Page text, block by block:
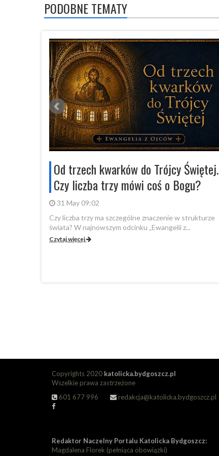
PODOBNE TEMATY
Od trzech kwarków do Trójcy Świętej.
Czy liczba trzy mówi coś o Bogu?
31 May 09:02
Czy liczba trzy ma szczególne znaczenie w strukturze
świata? W najnowszym odcinku „Ewangelii z...
Czytaj więcej
Copyrights 2020 katolicka.bydgoszcz.pl
Wszelkie prawa zastrzeżone
601 677 996
redakcja@katolicka.bydgoszcz.pl
Redaktor Naczelny Portalu Katolicka Bydgoszcz:
Magdalena Florek (pełniąca obowiązki)